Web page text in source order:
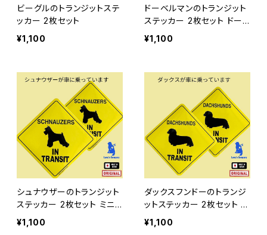
ビーグルのトランジットステ
ッカー 2枚セット
¥1,100
ドーベルマンのトランジット
ステッカー 2枚セット ドー
ベルマンピンシャー
¥1,100
シュナウザーのトランジット
ステッカー 2枚セット ミニ
チュアシュナウザー
¥1,100
ダックスフンドーのトランジ
ットステッカー 2枚セット ダ
ックス ロングヘアーダッ
クス
¥1,100